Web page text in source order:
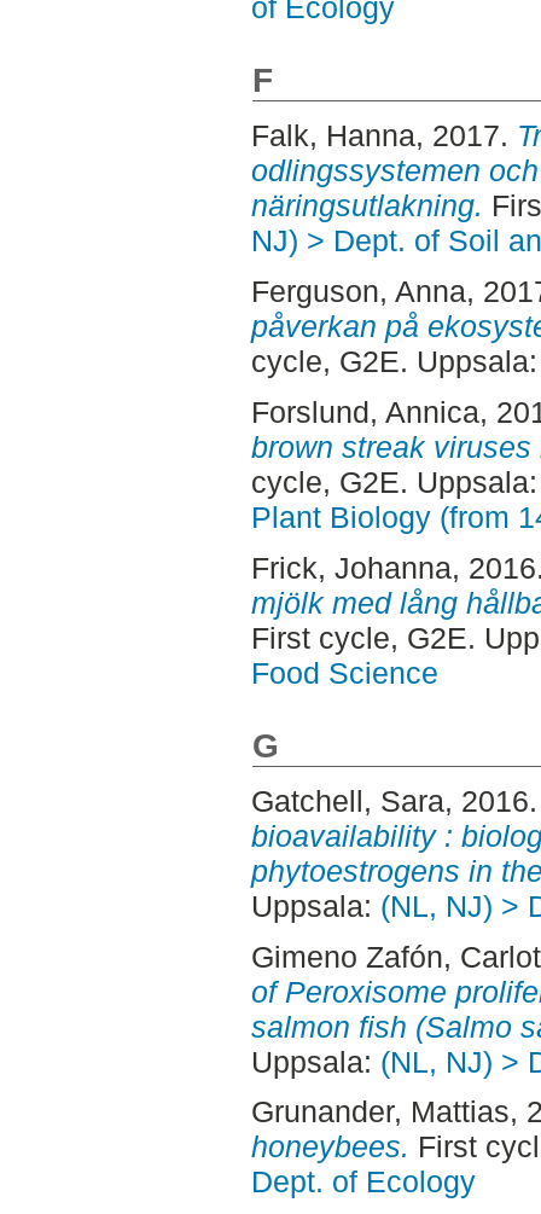
of Ecology
F
Falk, Hanna, 2017.
odlingssystemen
näringsutlakning.
NJ) > Dept. of Soil
Ferguson, Anna,
påverkan på
cycle, G2E.
Forslund, Annica,
brown streak
cycle, G2E.
Plant Biology (from
Frick, Johanna,
mjölk med lång
First cycle, G2E.
Food Science
G
Gatchell, Sara,
bioavailability :
phytoestrogens in
Uppsala: (NL, NJ) >
Gimeno Zafón,
of Peroxisome
salmon fish (Salmo
Uppsala: (NL, NJ) >
Grunander, Mattias,
honeybees. First
Dept. of Ecology